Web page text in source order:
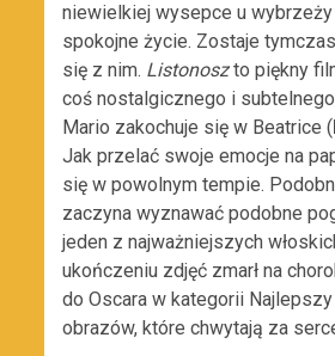
niewielkiej wysepce u wybrzeży
spokojne życie. Zostaje
się z nim. Listonoszto piękny
coś nostalgicznego i
Mario zakochuje się w Beatrice (
Jak przelać swoje emocje na
się w powolnym tempie.
zaczyna wyznawać podobne
jeden z najważniejszych
ukończeniu zdjęć zmarł na
do Oscara w kategorii
obrazów, które chwytają za